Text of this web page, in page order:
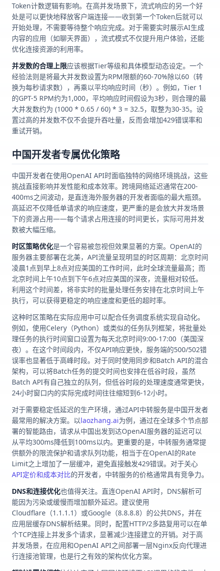
Token计数逻辑有影响。在高并发场景下，流式响应的另一个好
处是可以更快地释放客户端连接——收到第一个Token后就可以
开始处理，不需要等待整个响应完成。对于需要实时展示AI生成
内容的应用（如聊天界面），流式模式不仅提升用户体验，还能
优化连接资源的利用率。
并发数的合理上限应该根据Tier等级和具体模型动态设定。一个
经验法则是将最大并发数设置为RPM限额的60-70%除以60（转
换为每秒请求数），再乘以平均响应时间（秒）。例如，Tier 1
的GPT-5 RPM约为1,000，平均响应时间假设为3秒，则合理的最
大并发数约为 (1000 * 0.65 / 60) * 3 = 32.5，取整为30-35。设
置过高的并发数不仅不会提升吞吐量，反而会增加429错误率和
重试开销。
中国开发者专属优化策略
中国开发者在使用OpenAI API时面临独特的网络环境挑战，这些
挑战直接影响并发性能和成本效率。跨境网络延迟通常在200-
400ms之间波动，是直连海外服务器的开发者面临的最大瓶颈。
高延迟不仅降低单请求的响应速度，更严重的是会放大并发场景
下的资源占用——每个请求占用连接的时间更长，实际可用并发
数被大幅压缩。
时区策略优化是一个容易被忽视但效果显著的方案。OpenAI的
服务器主要部署在北美，API流量呈现明显的时区周期：北京时间
凌晨1点到早上8点对应美国的工作时间，此时全球流量最高；而
北京时间上午10点到下午6点对应美国的深夜，流量相对较低。
利用这个时间差，将非实时的批量处理任务安排在北京时间上午
执行，可以获得更稳定的响应速度和更低的超时率。
这种时区策略在实际应用中可以配合任务调度系统实现自动化。
例如，使用Celery（Python）或类似的任务队列框架，将批量处
理任务的执行时间窗口设置为每天北京时间9:00-17:00（美国深
夜）。在这个时间段内，不仅API响应更快，服务端的500/502错
误率也显著低于高峰时段。对于同时使用同步和Batch API的混合
架构，可以将Batch任务的提交时间也安排在低谷时段，虽然
Batch API有自己独立的队列，但低谷时段的处理速度通常更快，
24小时窗口内的实际完成时间往往缩短到6-12小时。
对于需要稳定低延迟的生产环境，通过API中转服务是中国开发者
最常用的解决方案。以laozhang.ai为例，通过在全球多个节点部
署的智能路由，请求从中国出发到达OpenAI服务器的延迟可以
从平均300ms降低到100ms以内。更重要的是，中转服务通常提
供额外的限流保护和请求队列功能，相当于在OpenAI的Rate
Limit之上增加了一层缓冲，避免直接触发429错误。对于关心
API定价和成本对比的开发者，中转服务的价格通常具有竞争力。
DNS和连接优化也值得关注。直连OpenAI API时，DNS解析可
能因为污染或缓慢而增加额外延迟。建议使用
Cloudflare（1.1.1.1）或Google（8.8.8.8）的公共DNS，并在
应用层缓存DNS解析结果。同时，配置HTTP/2多路复用可以在单
个TCP连接上并发多个请求，显著减少连接建立的开销。对于高
并发场景，在应用和OpenAI API之间部署一层Nginx反向代理进
行连接池管理，也是行之有效的架构优化方案。